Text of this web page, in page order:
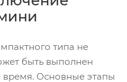
типа не
быть выполнен
время. Основные этапы